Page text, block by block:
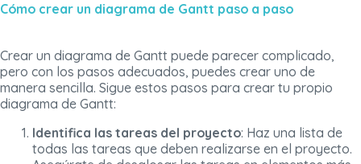
Cómo crear un diagrama de Gantt paso a paso
Crear un diagrama de Gantt puede parecer complicado,
pero con los pasos adecuados, puedes crear uno de
manera sencilla. Sigue estos pasos para crear tu propio
diagrama de Gantt:
Identifica las tareas del proyecto: Haz una lista de
todas las tareas que deben realizarse en el proyecto.